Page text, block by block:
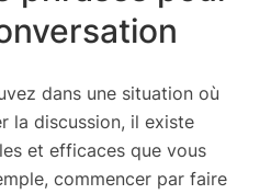
dans une situation où
la discussion, il existe
et efficaces que vous
commencer par faire